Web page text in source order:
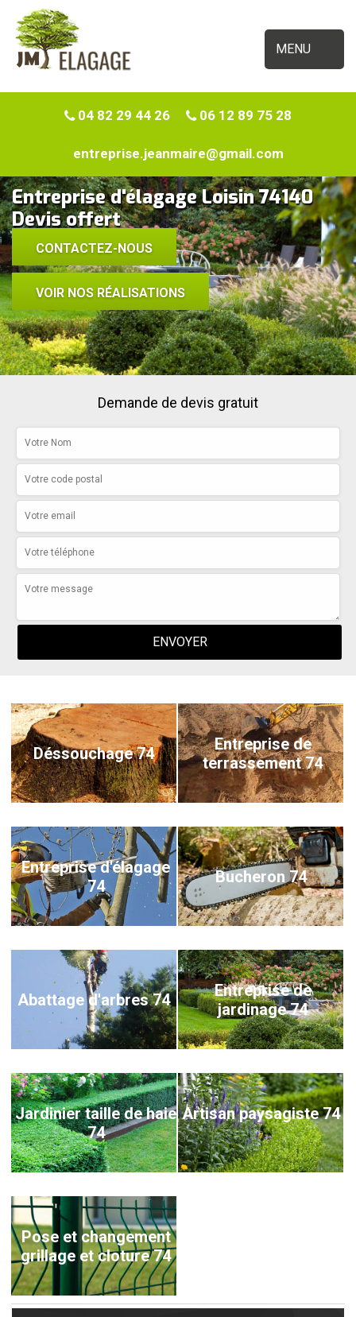
MENU
04 82 29 44 26 06 12 89 75 28
entreprise.jeanmaire@gmail.com
Entreprise d'élagage Loisin 74140
Devis offert
CONTACTEZ-NOUS
VOIR NOS RÉALISATIONS
Demande de devis gratuit
Déssouchage 74
Entreprise de
terrassement 74
Entreprise d'élagage
74
Bucheron 74
Abattage d'arbres 74
Entreprise de
jardinage 74
Jardinier taille de haie
74
Artisan paysagiste 74
Pose et changement
grillage et cloture 74